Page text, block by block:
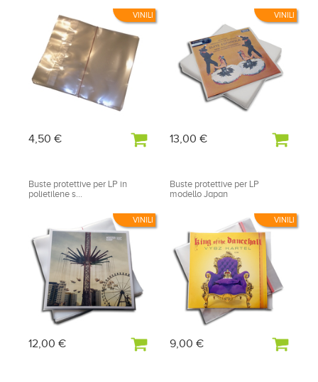
VINILI
4,50 €
VINILI
13,00 €
VINILI
Buste protettive per LP in
polietilene s...
12,00 €
VINILI
Buste protettive per LP
modello Japan
9,00 €